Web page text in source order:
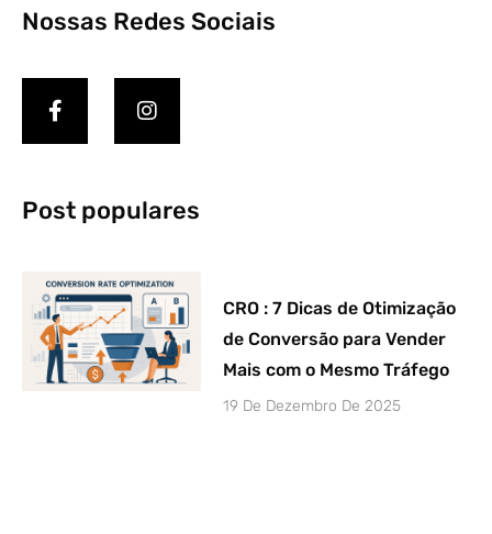
Nossas Redes Sociais
Post populares
CRO : 7 Dicas de Otimização
de Conversão para Vender
Mais com o Mesmo Tráfego
19 De Dezembro De 2025